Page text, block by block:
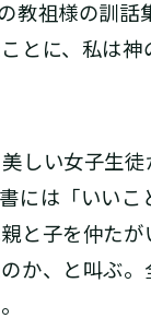
教祖様の訓
とに、私は
い女子生徒
には「いい
と子を仲た
か、と叫ぶ